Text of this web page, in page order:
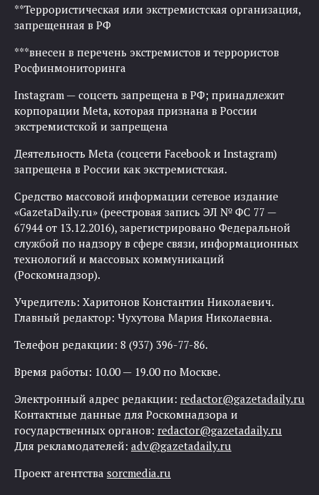
**Террористическая или экстремистская организация,
запрещенная в РФ
***внесен в перечень экстремистов и террористов
Росфинмониторинга
Instagram — соцсеть запрещена в РФ; принадлежит
корпорации Meta, которая признана в России
экстремистской и запрещена
Деятельность Meta (соцсети Facebook и Instagram)
запрещена в России как экстремистская.
Средство массовой информации сетевое издание
«GazetaDaily.ru» (реестровая запись ЭЛ № ФС 77 —
67944 от 13.12.2016), зарегистрировано Федеральной
службой по надзору в сфере связи, информационных
технологий и массовых коммуникаций
(Роскомнадзор).
Учредитель: Харитонов Константин Николаевич.
Главный редактор: Чухутова Мария Николаевна.
Телефон редакции: 8 (937) 396-77-86.
Время работы: 10.00 — 19.00 по Москве.
Электронный адрес редакции: redactor@gazetadaily.ru
Контактные данные для Роскомнадзора и
государственных органов: redactor@gazetadaily.ru
Для рекламодателей: adv@gazetadaily.ru
Проект агентства sorcmedia.ru